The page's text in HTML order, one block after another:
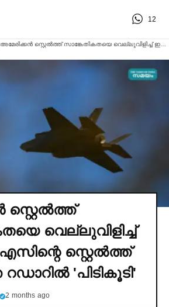
12
സ്റ്റെല്‍ത്ത്
വെല്ലുവിളിച്ച്‌
സ്റ്റെല്‍ത്ത്
റഡാറില്‍ 'പിടികൂടി'
2 months ago